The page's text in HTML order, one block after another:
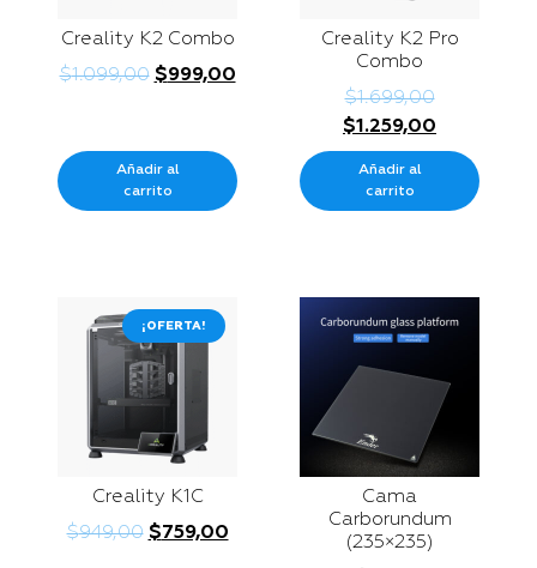
Creality K2 Combo
$1.099,00 $999,00
Añadir al
carrito
Creality K2 Pro
Combo
$1.699,00
$1.259,00
Añadir al
carrito
¡OFERTA!
Creality K1C
$949,00 $759,00
Cama
Carborundum
(235×235)